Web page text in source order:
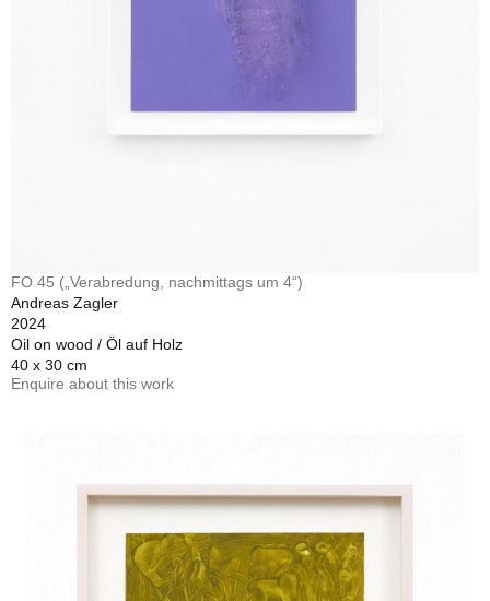
FO 45 („Verabredung, nachmittags um 4“)
Andreas Zagler
2024
Oil on wood / Öl auf Holz
40 x 30 cm
Enquire about this work